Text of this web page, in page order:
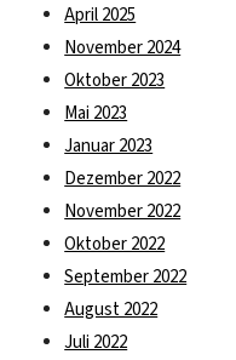
April 2025
November 2024
Oktober 2023
Mai 2023
Januar 2023
Dezember 2022
November 2022
Oktober 2022
September 2022
August 2022
Juli 2022